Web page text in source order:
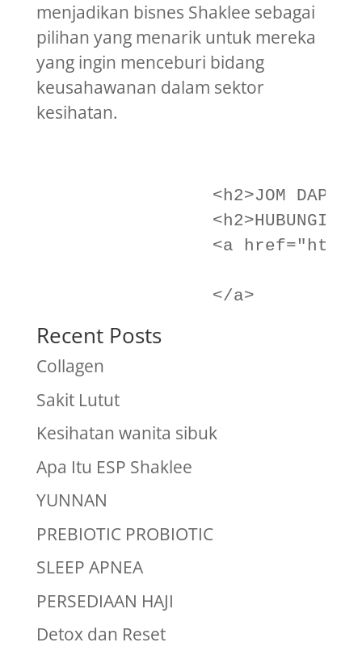
menjadikan bisnes Shaklee sebagai
pilihan yang menarik untuk mereka
yang ingin menceburi bidang
keusahawanan dalam sektor
kesihatan.
<a
Recent Posts
Collagen
Sakit Lutut
Kesihatan wanita sibuk
Apa Itu ESP Shaklee
YUNNAN
PREBIOTIC PROBIOTIC
SLEEP APNEA
PERSEDIAAN HAJI
Detox dan Reset